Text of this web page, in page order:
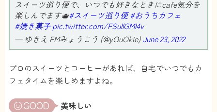
スイーツ巡り便で、いつでも好きなときにcafe気分を
楽しんでます🫖#スイーツ巡り便 #おうちカフェ
#焼き菓子pic.twitter.com/FSullGMl4v
— ゆきえ FMみょうこう (@yOuOkie)June 23, 2022
プロのスイーツとコーヒーがあれば、自宅でいつでもカ
フェタイムを楽しめますよね。
美味しい